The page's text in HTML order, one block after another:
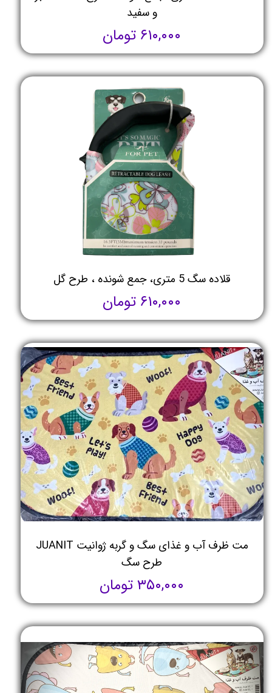
و سفید
۶۱۰,۰۰۰ تومان
قلاده سگ 5 متری، جمع شونده ، طرح گل
۶۱۰,۰۰۰ تومان
مت ظرف آب و غذای سگ و گربه ژوانیت JUANIT
طرح سگ
۳۵۰,۰۰۰ تومان